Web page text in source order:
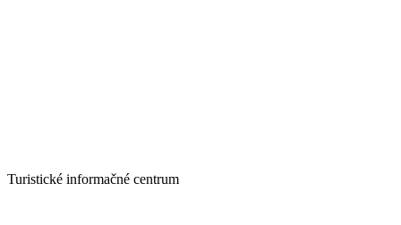
Turistické informačné centrum